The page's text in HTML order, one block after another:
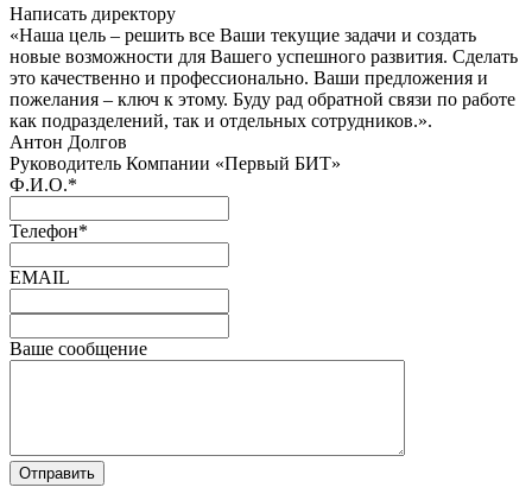
Написать директору
«Наша цель – решить все Ваши текущие задачи и создать
новые возможности для Вашего успешного развития. Сделать
это качественно и профессионально. Ваши предложения и
пожелания – ключ к этому. Буду рад обратной связи по работе
как подразделений, так и отдельных сотрудников.».
Антон Долгов
Руководитель Компании «Первый БИТ»
Ф.И.О.*
Телефон*
EMAIL
Ваше сообщение